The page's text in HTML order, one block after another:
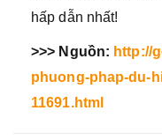
hấp dẫn nhất!
>>> Nguồn: http://
phuong-phap-du-
11691.html